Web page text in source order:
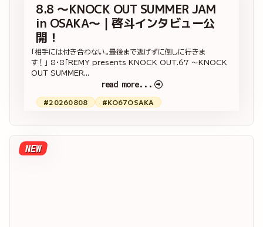
8.8 ～KNOCK OUT SUMMER JAM
in OSAKA～｜啓斗インタビュー公
開！
「相手には付き合わない。最後まで逃げずに倒しに行きま
す！」 8・8「REMY presents KNOCK OUT.67 ～KNOCK
OUT SUMMER...
read more...
#20260808 #KO67OSAKA
NEW